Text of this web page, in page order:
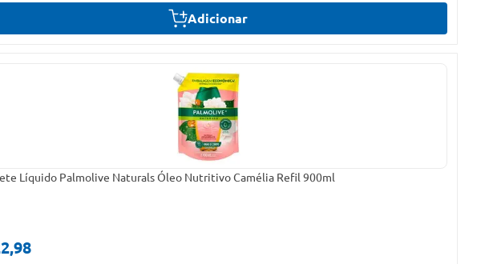
Adicionar
Líquido Palmolive Naturals Óleo Nutritivo Camélia Refil 900ml